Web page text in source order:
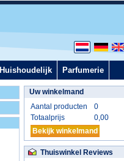
Huishoudelijk Parfumerie
Uw winkelmand
Aantal producten
0
Totaalprijs
0,00
Bekijk winkelmand
Thuiswinkel Reviews